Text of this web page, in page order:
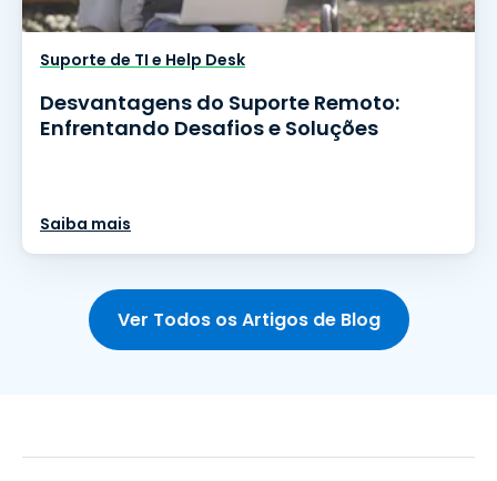
Suporte de TI e Help Desk
Desvantagens do Suporte Remoto:
Enfrentando Desafios e Soluções
Saiba mais
Ver Todos os Artigos de Blog